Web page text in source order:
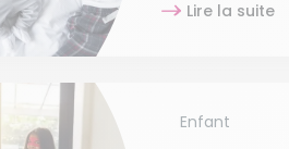
Lire la suite
Enfant